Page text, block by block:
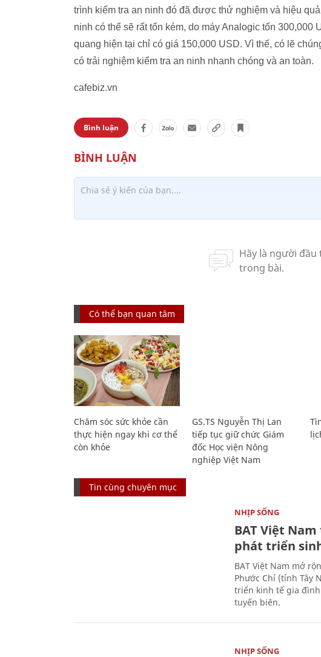
trình kiểm tra an ninh đó đã được thử nghiệm và hiệu
ninh có thể sẽ rất tốn kém, do máy Analogic tốn
quang hiện tại chỉ có giá 150,000 USD. Vì thế, có lẽ
có trải nghiệm kiểm tra an ninh nhanh chóng và an toàn.
cafebiz.vn
Bình luận
Có thể bạn quan tâm
Chăm sóc sức khỏe cần
thực hiện ngay khi cơ thể
còn khỏe
GS.TS Nguyễn Thị Lan
tiếp tục giữ chức Giám
đốc Học viện Nông
nghiệp Việt Nam
Tin cùng chuyên mục
NHỊP SỐNG
BAT Việt
phát triển
BAT Việt Nam mở
Phước Chỉ (tỉnh Tây
triển kinh tế gia
tuyến biên.
NHỊP SỐNG